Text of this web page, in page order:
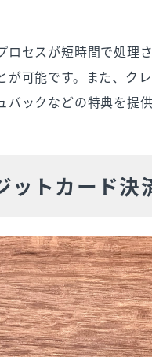
ロセスが短時間で処理
が可能です。また、ク
バックなどの特典を提
ットカード決